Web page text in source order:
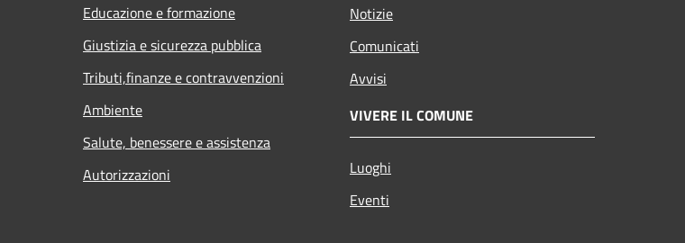
Educazione e formazione
Giustizia e sicurezza pubblica
Tributi,finanze e contravvenzioni
Ambiente
Salute, benessere e assistenza
Autorizzazioni
Notizie
Comunicati
Avvisi
VIVERE IL COMUNE
Luoghi
Eventi